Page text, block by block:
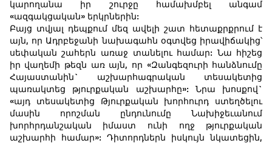
կարողանա իր շուրջը համախմբել անգամ
«ազգակցական» երկրներին:
Բայց տվյալ դեպքում մեզ ավելի շատ հետաքրքրում է
այն, որ Ադրբեջանի նախագահն օգտվեց իրավիճակից՝
սեփական շահերն առաջ տանելու համար: Նա հիշեց
իր վաղեմի թեզն առ այն, որ «Զանգեզուրի հանձնումը
Հայաստանին` աշխարհագրական տեսակետից
պառակտեց թյուրքական աշխարհը»: Նրա խոսքով`
«այդ տեսակետից Թյուրքական խորհուրդ ստեղծելու
մասին որոշման ընդունումը Նախիջեւանում
խորհրդանշական իմաստ ունի ողջ թյուրքական
աշխարհի համար»: Դիտորդներն իսկույն նկատեցին,